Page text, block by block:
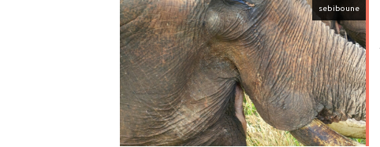
sebiboune